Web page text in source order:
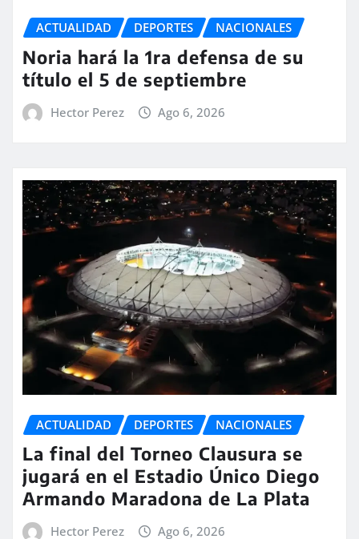
ACTUALIDAD DEPORTES NACIONALES
Noria hará la 1ra defensa de su
título el 5 de septiembre
Hector Perez Ago 6, 2026
ACTUALIDAD DEPORTES NACIONALES
La final del Torneo Clausura se
jugará en el Estadio Único Diego
Armando Maradona de La Plata
Hector Perez Ago 6, 2026